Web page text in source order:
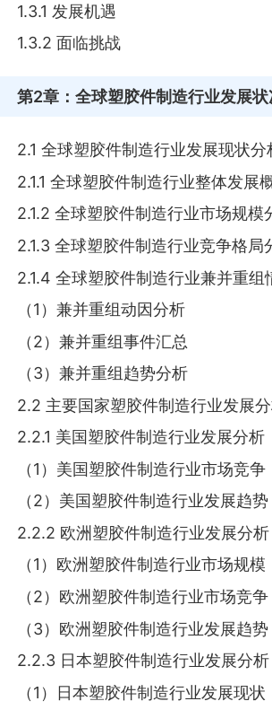
1.3.1 发展机遇
1.3.2 面临挑战
第2章 ：全球塑胶件制造行业发展
2.1 全球塑胶件制造行业发展现状分
2.1.1 全球塑胶件制造行业整体发展
2.1.2 全球塑胶件制造行业市场规模
2.1.3 全球塑胶件制造行业竞争格局
2.1.4 全球塑胶件制造行业兼并重组
（1）兼并重组动因分析
（2）兼并重组事件汇总
（3）兼并重组趋势分析
2.2 主要国家塑胶件制造行业发展
2.2.1 美国塑胶件制造行业发展分析
（1）美国塑胶件制造行业市场竞争
（2）美国塑胶件制造行业发展趋势
2.2.2 欧洲塑胶件制造行业发展分析
（1）欧洲塑胶件制造行业市场规模
（2）欧洲塑胶件制造行业市场竞争
（3）欧洲塑胶件制造行业发展趋势
2.2.3 日本塑胶件制造行业发展分析
（1）日本塑胶件制造行业发展现状